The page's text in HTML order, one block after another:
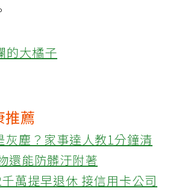
的大橘子
推薦
灰塵？家事達人教1分鐘清
還能防髒汙附著
萬提早退休 接信用卡公司